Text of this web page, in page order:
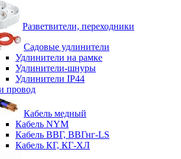
Разветвители, переходники
Садовые удлинители
Удлинители на рамке
Удлинители-шнуры
Удлинители IP44
провод
Кабель медный
Кабель NYM
Кабель ВВГ, ВВГнг-LS
Кабель КГ, КГ-ХЛ